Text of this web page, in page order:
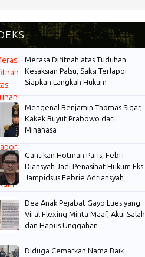
Merasa Difitnah atas Tuduhan
Kesaksian Palsu, Saksi Terlapor
Siapkan Langkah Hukum
Mengenal Benjamin Thomas Sigar,
Kakek Buyut Prabowo dari
Minahasa
Gantikan Hotman Paris, Febri
Diansyah Jadi Penasihat Hukum Eks
Jampidsus Febrie Adriansyah
Dea Anak Pejabat Gayo Lues yang
Viral Flexing Minta Maaf, Akui Salah
dan Hapus Unggahan
Diduga Cemarkan Nama Baik